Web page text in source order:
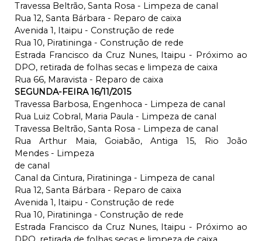
Travessa Beltrão, Santa Rosa - Limpeza de canal
Rua 12, Santa Bárbara - Reparo de caixa
Avenida 1, Itaipu - Construção de rede
Rua 10, Piratininga - Construção de rede
Estrada Francisco da Cruz Nunes, Itaipu - Próximo ao
DPO, retirada de folhas secas e limpeza de caixa
Rua 66, Maravista - Reparo de caixa
SEGUNDA-FEIRA 16/11/2015
Travessa Barbosa, Engenhoca - Limpeza de canal
Rua Luiz Cobral, Maria Paula - Limpeza de canal
Travessa Beltrão, Santa Rosa - Limpeza de canal
Rua Arthur Maia, Goiabão, Antiga 15, Rio João
Mendes - Limpeza
de canal
Canal da Cintura, Piratininga - Limpeza de canal
Rua 12, Santa Bárbara - Reparo de caixa
Avenida 1, Itaipu - Construção de rede
Rua 10, Piratininga - Construção de rede
Estrada Francisco da Cruz Nunes, Itaipu - Próximo ao